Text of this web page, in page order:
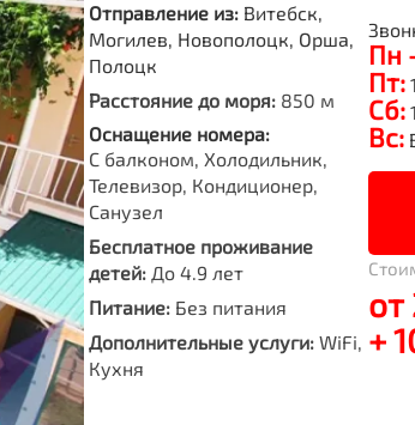
Отправление из: Витебск,
Могилев, Новополоцк, Орша,
Полоцк
Расстояние до моря:850 м
Оснащение номера:
С балконом, Холодильник,
Телевизор, Кондиционер,
Санузел
Бесплатное проживание
детей:До 4.9 лет
Питание:Без питания
Дополнительные услуги:WiFi,
Кухня
Пн
Пт:
Сб:
Вс:
от
+